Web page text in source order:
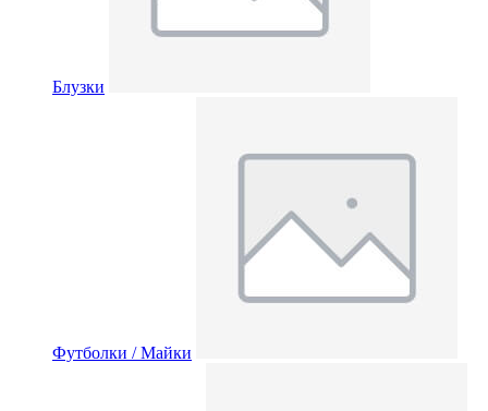
Блузки
Футболки / Майки